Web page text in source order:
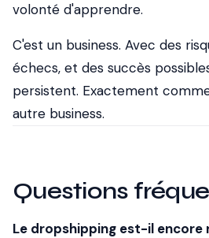
volonté d'apprendre.
C'est un business. Avec des
échecs, et des succès
persistent. Exactement
autre business.
Questions
Le dropshipping est-il encore